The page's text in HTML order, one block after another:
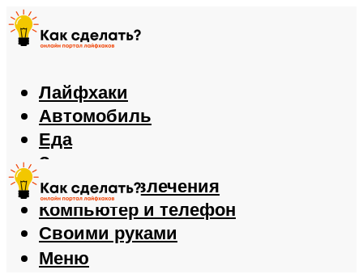
Лайфхаки
Автомобиль
Еда
Здоровье
Игры и развлечения
Компьютер и телефон
Своими руками
Меню